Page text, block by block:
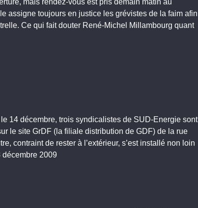
mais rendez-vous est pris demain matin au
assigne toujours en justice les grévistes de la faim afin
Ce qui fait douter René-Michel Millambourg quant
14 décembre, trois syndicalistes de SUD-Energie sont
le site GrDF (la filiale distribution de GDF) de la rue
contraint de rester à l’extérieur, s’est installé non loin
décembre 2009